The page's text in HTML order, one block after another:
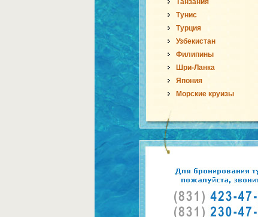
Танзания
Тунис
Турция
Узбекистан
Филипины
Шри-Ланка
Япония
Морские круизы